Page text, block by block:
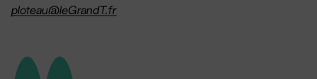
ploteau@leGrandT.fr